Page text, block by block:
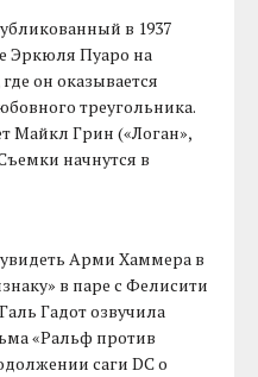
в 1937
Эркюля Пуаро на
он оказывается
треугольника.
Майкл Грин («Логан»,
начнутся в
Арми Хаммера в
в паре с Фелисити
Гадот озвучила
«Ральф против
саги DC о